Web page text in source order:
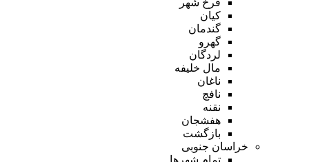
کیان
گندمان
گهرو
لردگان
مال خلیفه
ناغان
نافچ
نقنه
هفشجان
بازگشت
خراسان جنوبی
تمام شهر‌ها